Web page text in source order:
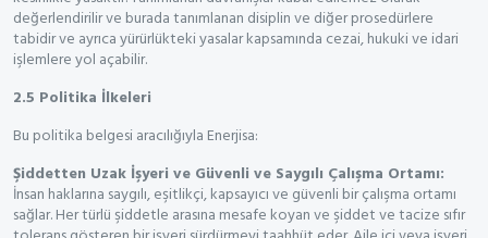
değerlendirilir ve burada tanımlanan disiplin ve diğer prosedürlere
tabidir ve ayrıca yürürlükteki yasalar kapsamında cezai, hukuki ve idari
işlemlere yol açabilir.
2.5 Politika İlkeleri
Bu politika belgesi aracılığıyla Enerjisa:
Şiddetten Uzak İşyeri ve Güvenli ve Saygılı Çalışma Ortamı:
İnsan haklarına saygılı, eşitlikçi, kapsayıcı ve güvenli bir çalışma ortamı
sağlar. Her türlü şiddetle arasına mesafe koyan ve şiddet ve tacize sıfır